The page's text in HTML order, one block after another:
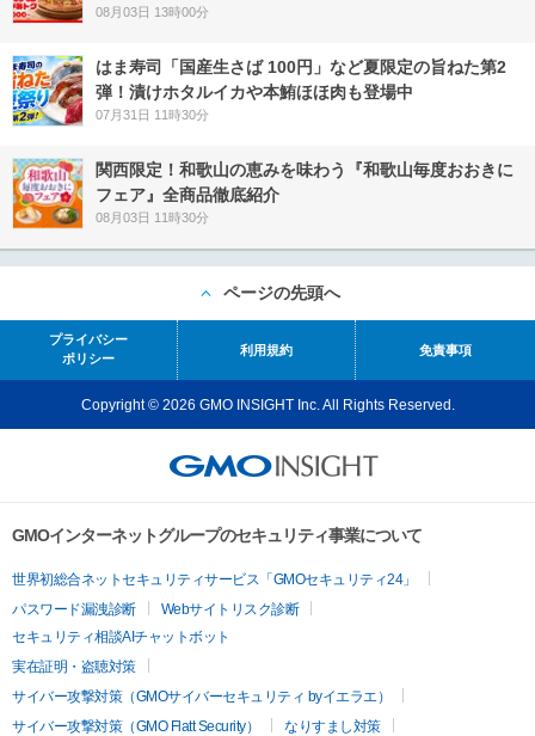
08月03日 13時00分
はま寿司「国産生さば 100円」など夏限定の旨ねた第2
弾！漬けホタルイカや本鮪ほほ肉も登場中
07月31日 11時30分
関西限定！和歌山の恵みを味わう『和歌山毎度おおきに
フェア』全商品徹底紹介
08月03日 11時30分
ページの先頭へ
プライバシー
ポリシー
利用規約 免責事項
Copyright © 2026 GMO INSIGHT Inc. All Rights Reserved.
GMOインターネットグループのセキュリティ事業について
世界初総合ネットセキュリティサービス「GMOセキュリティ24」
パスワード漏洩診断
Webサイトリスク診断
セキュリティ相談AIチャットボット
実在証明・盗聴対策
サイバー攻撃対策（GMOサイバーセキュリティ byイエラエ）
サイバー攻撃対策（GMO Flatt Security）
なりすまし対策